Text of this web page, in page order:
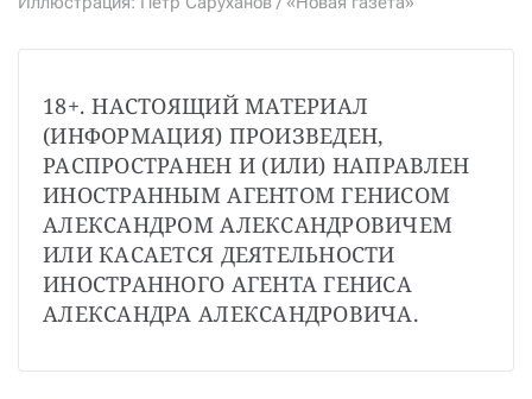
18+. НАСТОЯЩИЙ МАТЕРИАЛ
(ИНФОРМАЦИЯ) ПРОИЗВЕДЕН,
РАСПРОСТРАНЕН И (ИЛИ) НАПРАВЛЕН
ИНОСТРАННЫМ АГЕНТОМ ГЕНИСОМ
АЛЕКСАНДРОМ АЛЕКСАНДРОВИЧЕМ
ИЛИ КАСАЕТСЯ ДЕЯТЕЛЬНОСТИ
ИНОСТРАННОГО АГЕНТА ГЕНИСА
АЛЕКСАНДРА АЛЕКСАНДРОВИЧА.